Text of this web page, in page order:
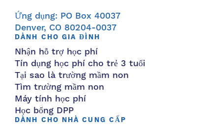
Ứng dụng: PO Box 40037
Denver, CO 80204-0037
DÀNH CHO GIA ĐÌNH
Nhận hỗ trợ học phí
Tín dụng học phí cho trẻ 3 tuổi
Tại sao là trường mầm non
Tìm trường mầm non
Máy tính học phí
Học bổng DPP
DÀNH CHO NHÀ CUNG CẤP